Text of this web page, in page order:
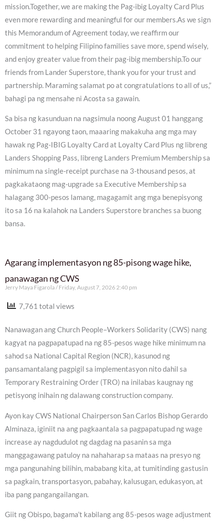
mission.Together, we are making the Pag-ibig Loyalty Card Plus
even more rewarding and meaningful for our members.As we sign
this Memorandum of Agreement today, we reaffirm our
commitment to helping Filipino families save more, spend wisely,
and enjoy greater value from their pag-ibig membership.To our
friends from Lander Superstore, thank you for your trust and
partnership. Maraming salamat po at congratulations to all of us,”
bahagi pa ng mensahe ni Acosta sa gawain.
Sa bisa ng kasunduan na nagsimula noong August 01 hanggang
October 31 ngayong taon, maaaring makakuha ang mga may
hawak ng Pag-IBIG Loyalty Card at Loyalty Card Plus ng libreng
Landers Shopping Pass, libreng Landers Premium Membership sa
minimum na single-receipt purchase na 3-thousand pesos, at
pagkakataong mag-upgrade sa Executive Membership sa
halagang 300-pesos lamang, magagamit ang mga benepisyong
ito sa 16 na kalahok na Landers Superstore branches sa buong
bansa.
Agarang implementasyon ng 85-pisong wage hike,
panawagan ng CWS
Jerry Maya Figarola Friday, August 7, 2026 2:40 pm
7,761 total views
Nanawagan ang Church People–Workers Solidarity (CWS) nang
kagyat na pagpapatupad na ng 85-pesos wage hike minimum na
sahod sa National Capital Region (NCR), kasunod ng
pansamantalang pagpigil sa implementasyon nito dahil sa
Temporary Restraining Order (TRO) na inilabas kaugnay ng
petisyong inihain ng dalawang construction company.
Ayon kay CWS National Chairperson San Carlos Bishop Gerardo
Alminaza, iginiit na ang pagkaantala sa pagpapatupad ng wage
increase ay nagdudulot ng dagdag na pasanin sa mga
manggagawang patuloy na nahaharap sa mataas na presyo ng
mga pangunahing bilihin, mababang kita, at tumitinding gastusin
sa pagkain, transportasyon, pabahay, kalusugan, edukasyon, at
iba pang pangangailangan.
Giit ng Obispo, bagama’t kabilang ang 85-pesos wage adjustment